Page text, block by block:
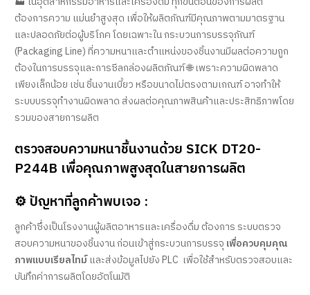
ต้องการความ แม่นยำสูงสุด เพื่อให้ผลิตภัณฑ์มีคุณภาพตามมาตรฐาน
และปลอดภัยต่อผู้บริโภค โดยเฉพาะใน กระบวนการบรรจุภัณฑ์
(Packaging Line) ที่ความหนาและตำแหน่งของชิ้นงานมีผลต่อความถูก
ต้องในการบรรจุและการซีลกล่องผลิตภัณฑ์ 🌐 เพราะความผิดพลาด
เพียงเล็กน้อย เช่น ชิ้นงานเบี้ยว หรือขนาดไม่ตรงตามเกณฑ์ อาจทำให้
ระบบบรรจุทำงานผิดพลาด ส่งผลต่อคุณภาพสินค้าและประสิทธิภาพโดย
รวมของสายการผลิต
ตรวจสอบความหนาชิ้นงานด้วย SICK DT20-
P244B เพื่อคุณภาพสูงสุดในสายการผลิต
⚙️ ปัญหาที่ลูกค้าพบเจอ :
ลูกค้าซึ่งเป็นโรงงานผู้ผลิตอาหารและเครื่องดื่ม ต้องการ ระบบตรวจ
สอบความหนาของชิ้นงาน ก่อนเข้าสู่กระบวนการบรรจุ เพื่อควบคุมคุณ
ภาพแบบเรียลไทม์และส่งข้อมูลไปยัง PLC เพื่อใช้สำหรับตรวจสอบและ
บันทึกค่าการผลิตโดยอัตโนมัติ